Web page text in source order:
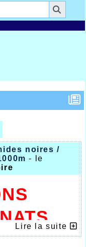
noires /
- le
POUR
Lire la suite